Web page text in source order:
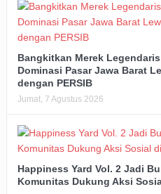
Bangkitkan Merek
Dominasi Pasar Jawa Barat
dengan PERSIB
Jumat, 7 Agustus 2026
Happiness Yard Vol. 2 Jadi
Komunitas Dukung Aksi